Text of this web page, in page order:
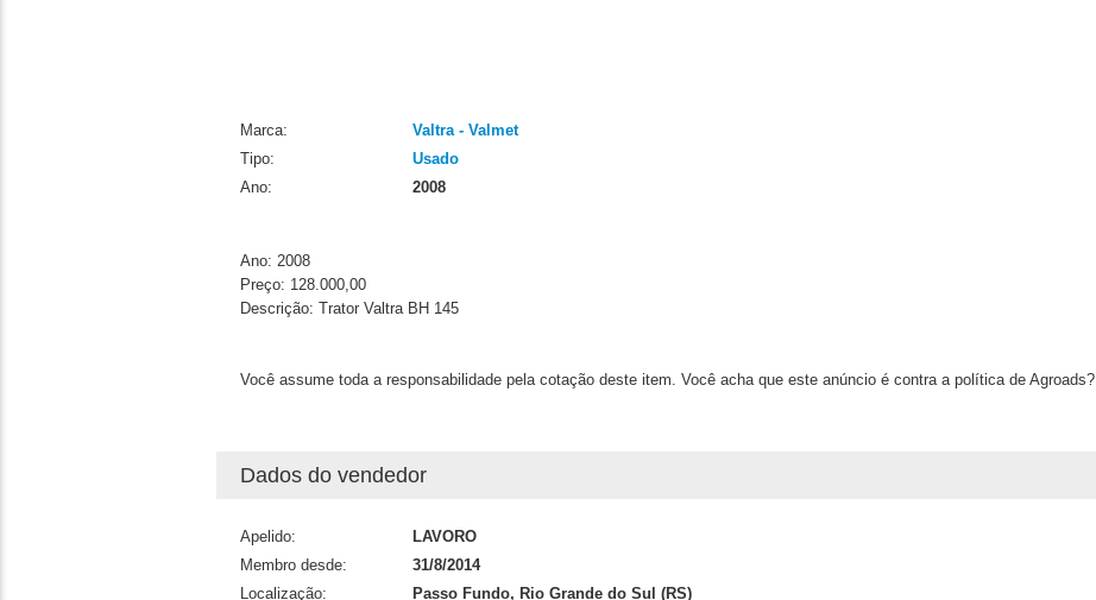
Marca:
Valtra - Valmet
Tipo:
Usado
Ano:
2008
Ano: 2008
Preço: 128.000,00
Descrição: Trator Valtra BH 145
Você assume toda a responsabilidade pela cotação deste item. Você acha que este anúncio é contra a política de Agroads?
Dados do vendedor
Apelido:
LAVORO
Membro desde:
31/8/2014
Localização:
Passo Fundo, Rio Grande do Sul (RS)